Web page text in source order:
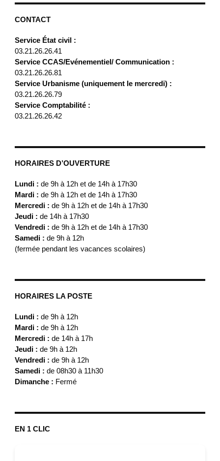
CONTACT
Service État civil :
03.21.26.26.41
Service CCAS/Evénementiel/ Communication :
03.21.26.26.81
Service Urbanisme (uniquement le mercredi) :
03.21.26.26.79
Service Comptabilité :
03.21.26.26.42
HORAIRES D’OUVERTURE
Lundi : de 9h à 12h et de 14h à 17h30
Mardi : de 9h à 12h et de 14h à 17h30
Mercredi : de 9h à 12h et de 14h à 17h30
Jeudi : de 14h à 17h30
Vendredi : de 9h à 12h et de 14h à 17h30
Samedi : de 9h à 12h
(fermée pendant les vacances scolaires)
HORAIRES LA POSTE
Lundi : de 9h à 12h
Mardi : de 9h à 12h
Mercredi : de 14h à 17h
Jeudi : de 9h à 12h
Vendredi : de 9h à 12h
Samedi : de 08h30 à 11h30
Dimanche : Fermé
EN 1 CLIC